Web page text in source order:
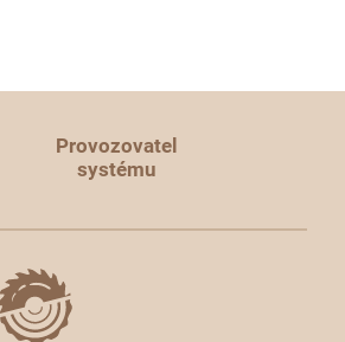
Provozovatel
systému